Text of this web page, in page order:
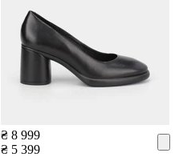
₴ 8 999
₴ 5 399